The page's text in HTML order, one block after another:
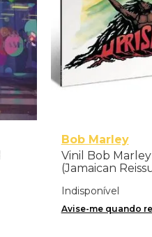
Bob Marley
Vinil Bob
(Jamaican
Indisponível
Avise-me quando